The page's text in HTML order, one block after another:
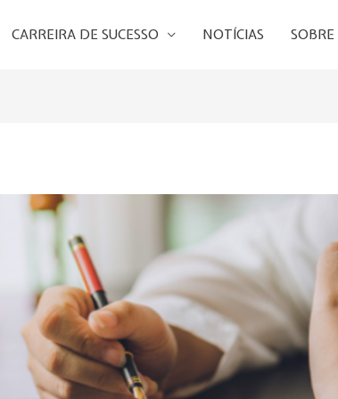
CARREIRA DE SUCESSO NOTÍCIAS